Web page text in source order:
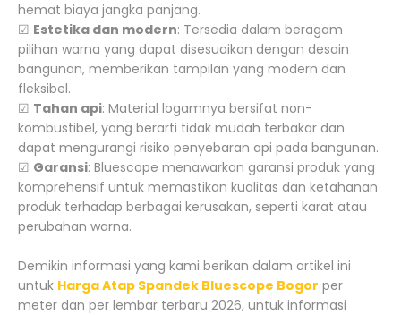
hemat biaya jangka panjang.
☑ Estetika dan modern: Tersedia dalam beragam
pilihan warna yang dapat disesuaikan dengan desain
bangunan, memberikan tampilan yang modern dan
fleksibel.
☑ Tahan api: Material logamnya bersifat non-
kombustibel, yang berarti tidak mudah terbakar dan
dapat mengurangi risiko penyebaran api pada bangunan.
☑ Garansi: Bluescope menawarkan garansi produk yang
komprehensif untuk memastikan kualitas dan ketahanan
produk terhadap berbagai kerusakan, seperti karat atau
perubahan warna.
Demikin informasi yang kami berikan dalam artikel ini
untuk Harga Atap Spandek Bluescope Bogor per
meter dan per lembar terbaru 2026, untuk informasi